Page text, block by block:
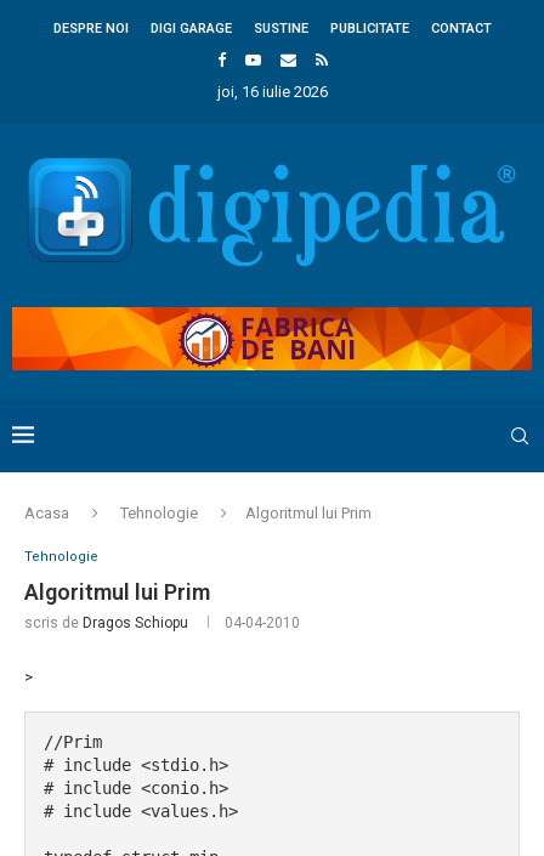
DESPRE NOI DIGI GARAGE SUSTINE PUBLICITATE CONTACT
joi, 16 iulie 2026
Acasa Tehnologie Algoritmul lui Prim
Tehnologie
Algoritmul lui Prim
scris de Dragos Schiopu 04-04-2010
>
//Prim
# include <stdio.h>
# include <conio.h>
# include <values.h>